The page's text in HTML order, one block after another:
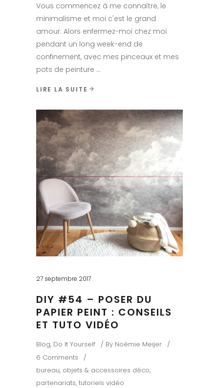
Vous commencez à me connaître, le
minimalisme et moi c'est le grand
amour. Alors enfermez-moi chez moi
pendant un long week-end de
confinement, avec mes pinceaux et mes
pots de peinture
LIRE LA SUITE
27 septembre 2017
DIY #54 – POSER DU
PAPIER PEINT : CONSEILS
ET TUTO VIDÉO
Blog, Do It Yourself By Noémie Meijer
6 Comments
bureau, objets & accessoires déco,
partenariats, tutoriels vidéo